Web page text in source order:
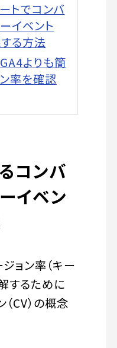
トでコンバ
イベント
る方法
よりも簡
率を確認
コンバ
イベン
ョン率（キー
するために
CV）の概念